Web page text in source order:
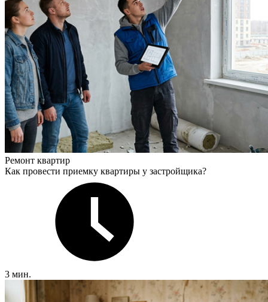
Ремонт квартир
Как провести приемку квартиры у застройщика?
3 мин.